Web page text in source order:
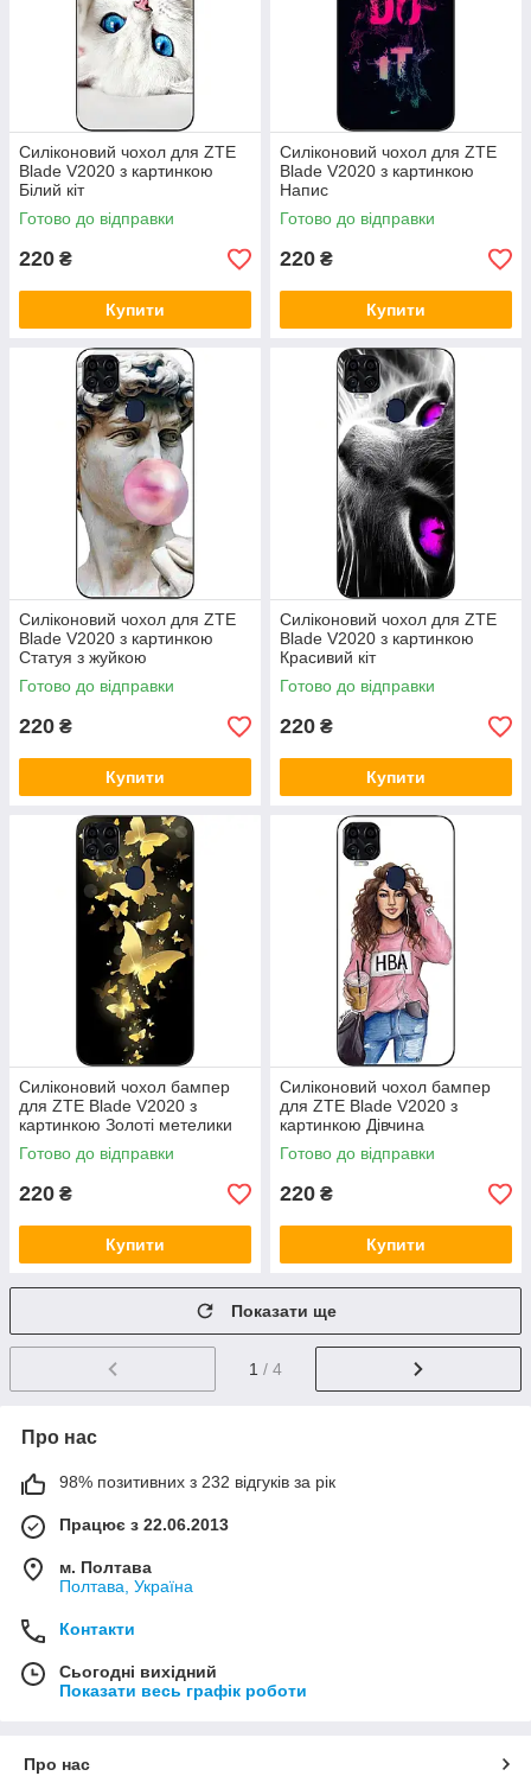
Силіконовий чохол для ZTE
Blade V2020 з картинкою
Білий кіт
Готово до відправки
220 ₴
Купити
Силіконовий чохол для ZTE
Blade V2020 з картинкою
Напис
Готово до відправки
220 ₴
Купити
Силіконовий чохол для ZTE
Blade V2020 з картинкою
Статуя з жуйкою
Готово до відправки
220 ₴
Купити
Силіконовий чохол для ZTE
Blade V2020 з картинкою
Красивий кіт
Готово до відправки
220 ₴
Купити
Силіконовий чохол бампер
для ZTE Blade V2020 з
картинкою Золоті метелики
Готово до відправки
220 ₴
Купити
Силіконовий чохол бампер
для ZTE Blade V2020 з
картинкою Дівчина
Готово до відправки
220 ₴
Купити
Показати ще
1 / 4
Про нас
98% позитивних з 232 відгуків за рік
Працює з 22.06.2013
м. Полтава
Полтава, Україна
Контакти
Сьогодні вихідний
Показати весь графік роботи
Про нас